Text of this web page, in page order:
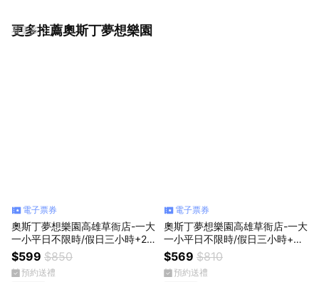
更多推薦奧斯丁夢想樂園
看更多
電子票券
奧斯丁夢想樂園高雄草衙店-一大
一小平日不限時/假日三小時+23
0元主餐一份
$599 $850
預約送禮
電子票券
奧斯丁夢想樂園高雄草衙店-一大
一小平日不限時/假日三小時+下
午茶套餐
$569 $810
預約送禮